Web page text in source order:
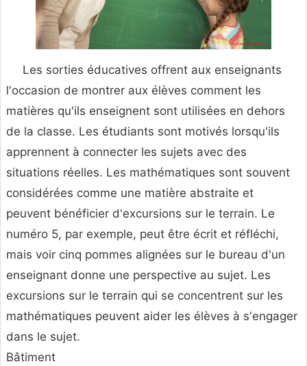
Les sorties éducatives offrent aux enseignants
l'occasion de montrer aux élèves comment les
matières qu'ils enseignent sont utilisées en dehors
de la classe. Les étudiants sont motivés lorsqu'ils
apprennent à connecter les sujets avec des
situations réelles. Les mathématiques sont souvent
considérées comme une matière abstraite et
peuvent bénéficier d'excursions sur le terrain. Le
numéro 5, par exemple, peut être écrit et réfléchi,
mais voir cinq pommes alignées sur le bureau d'un
enseignant donne une perspective au sujet. Les
excursions sur le terrain qui se concentrent sur les
mathématiques peuvent aider les élèves à s'engager
dans le sujet.
Bâtiment